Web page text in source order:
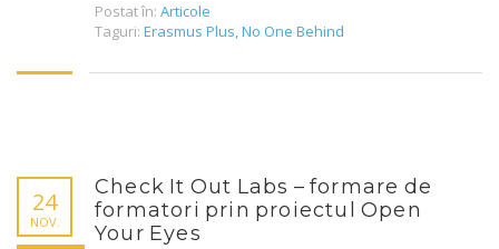
Postat în: Articole
Taguri: Erasmus Plus,No One Behind
24
NOV.
Check It Out Labs – formare de
formatori prin proiectul Open
Your Eyes